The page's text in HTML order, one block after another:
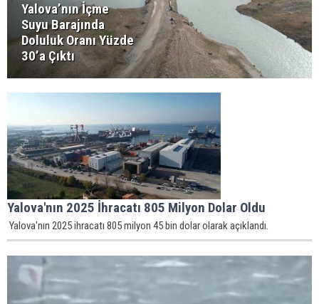
Yalova’nın İçme
Suyu Barajında
Doluluk Oranı Yüzde
30’a Çıktı
Yalova'nın 2025 İhracatı 805 Milyon Dolar Oldu
Yalova'nın 2025 ihracatı 805 milyon 45 bin dolar olarak açıklandı.